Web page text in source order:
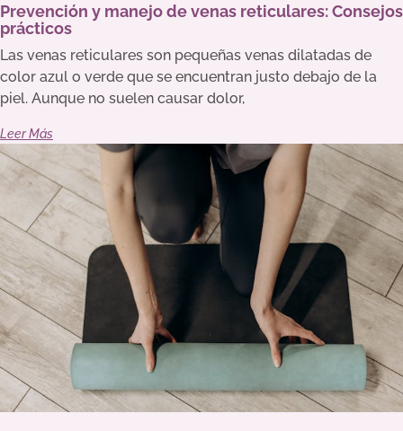
Prevención y manejo de venas reticulares: Consejos
prácticos
Las venas reticulares son pequeñas venas dilatadas de
color azul o verde que se encuentran justo debajo de la
piel. Aunque no suelen causar dolor,
Leer Más